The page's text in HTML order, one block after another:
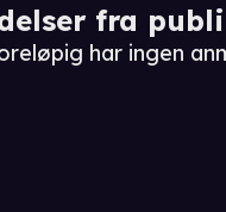
fra
har ingen